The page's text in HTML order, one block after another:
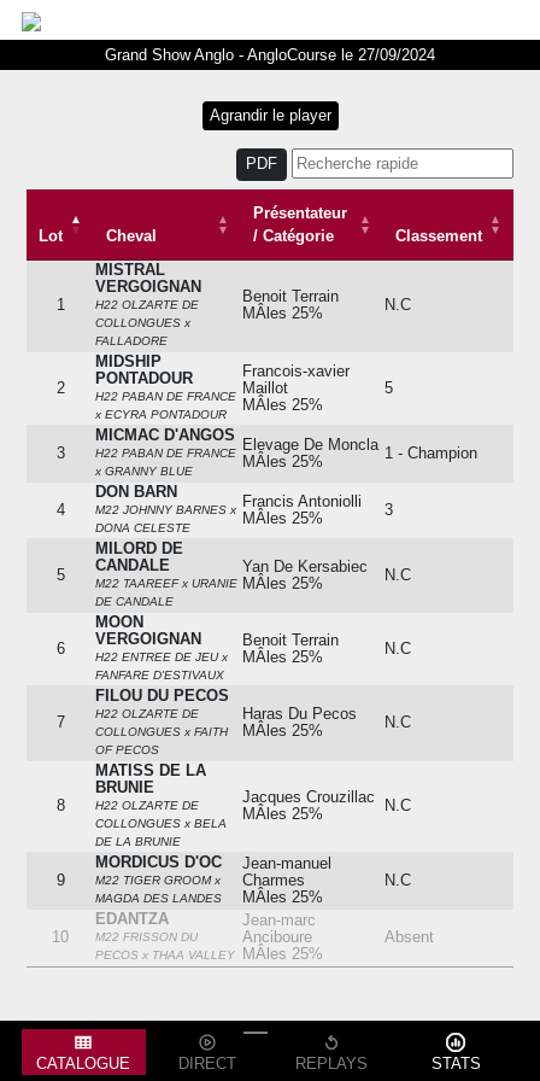
Grand Show Anglo - AngloCourse le 27/09/2024
PDF
Lot Cheval
Présentateur
/ Catégorie
Classement
Cheval
/ Catégorie
1
MISTRAL
VERGOIGNAN
H22 OLZARTE DE
COLLONGUES x
FALLADORE
Benoit Terrain
MÂles 25%
N.C
2
MIDSHIP
PONTADOUR
H22 PABAN DE FRANCE
x ECYRA PONTADOUR
Francois-xavier
Maillot
MÂles 25%
5
3
MICMAC D'ANGOS
H22 PABAN DE FRANCE
x GRANNY BLUE
Elevage De Moncla
MÂles 25%
1 - Champion
4
DON BARN
M22 JOHNNY BARNES x
DONA CELESTE
Francis Antoniolli
MÂles 25%
3
5
MILORD DE
CANDALE
M22 TAAREEF x URANIE
DE CANDALE
Yan De Kersabiec
MÂles 25%
N.C
6
MOON
VERGOIGNAN
H22 ENTREE DE JEU x
FANFARE D'ESTIVAUX
Benoit Terrain
MÂles 25%
N.C
7
FILOU DU PECOS
H22 OLZARTE DE
COLLONGUES x FAITH
OF PECOS
Haras Du Pecos
MÂles 25%
N.C
8
MATISS DE LA
BRUNIE
H22 OLZARTE DE
COLLONGUES x BELA
DE LA BRUNIE
Jacques Crouzillac
MÂles 25%
N.C
9
MORDICUS D'OC
M22 TIGER GROOM x
MAGDA DES LANDES
Jean-manuel
Charmes
MÂles 25%
N.C
10
EDANTZA
M22 FRISSON DU
PECOS x THAA VALLEY
Jean-marc
Anciboure
MÂles 25%
Absent
MAKE A PLAYER
H22 CROUCRACQ x
FENUA DU PECOS
Vincent Corp -
Jerome Izard
MÂles 25%
CATALOGUE DIRECT REPLAYS STATS